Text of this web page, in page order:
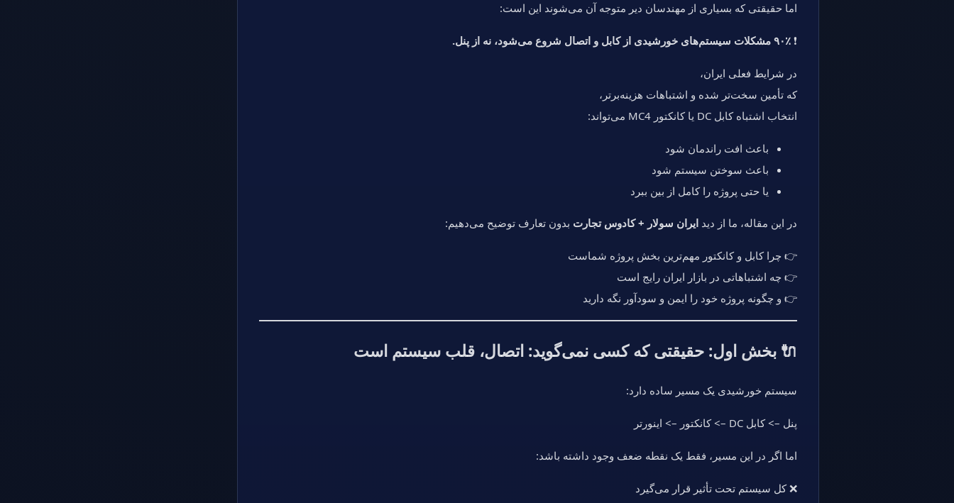
اما حقیقتی که بسیاری از مهندسان دیر متوجه آن می‌شوند این است:
❗️ ۹۰٪ مشکلات سیستم‌های خورشیدی از کابل و اتصال شروع می‌شود، نه از پنل.
در شرایط فعلی ایران،
که تأمین سخت‌تر شده و اشتباهات هزینه‌برتر،
انتخاب اشتباه کابل DC یا کانکتور MC4 می‌تواند:
باعث افت راندمان شود
باعث سوختن سیستم شود
یا حتی پروژه را کامل از بین ببرد
در این مقاله، ما از دید ایران سولار + کادوس تجارت بدون تعارف توضیح می‌دهیم:
👉 چرا کابل و کانکتور مهم‌ترین بخش پروژه شماست
👉 چه اشتباهاتی در بازار ایران رایج است
👉 و چگونه پروژه خود را ایمن و سودآور نگه دارید
🔌 بخش اول: حقیقتی که کسی نمی‌گوید: اتصال، قلب سیستم است
سیستم خورشیدی یک مسیر ساده دارد:
پنل –> کابل DC –> کانکتور –> اینورتر
اما اگر در این مسیر، فقط یک نقطه ضعف وجود داشته باشد:
❌ کل سیستم تحت تأثیر قرار می‌گیرد